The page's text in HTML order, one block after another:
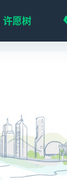
许愿树